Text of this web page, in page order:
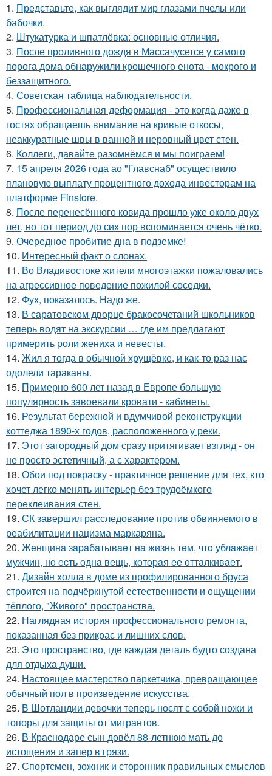
1. Представьте, как выглядит мир глазами пчелы или
бабочки.
2. Штукатурка и шпатлёвка: основные отличия.
3. После проливного дождя в Массачусетсе у самого
порога дома обнаружили крошечного енота - мокрого и
беззащитного.
4. Советская таблица наблюдательности.
5. Профессиональная деформация - это когда даже в
гостях обращаешь внимание на кривые откосы,
неаккуратные швы в ванной и неровный цвет стен.
6. Коллеги, давайте разомнёмся и мы поиграем!
7. 15 апреля 2026 года ао "Главснаб" осуществило
плановую выплату процентного дохода инвесторам на
платформе Finstore.
8. После перенесённого ковида прошло уже около двух
лет, но тот период до сих пор вспоминается очень чётко.
9. Очередное пробитие дна в подземке!
10. Интересный факт о слонах.
11. Во Владивостоке жители многоэтажки пожаловались
на агрессивное поведение пожилой соседки.
12. Фух, показалось. Надо же.
13. В саратовском дворце бракосочетаний школьников
теперь водят на экскурсии … где им предлагают
примерить роли жениха и невесты.
14. Жил я тогда в обычной хрущёвке, и как-то раз нас
одолели тараканы.
15. Примерно 600 лет назад в Европе большую
популярность завоевали кровати - кабинеты.
16. Результат бережной и вдумчивой реконструкции
коттеджа 1890-х годов, расположенного у реки.
17. Этот загородный дом сразу притягивает взгляд - он
не просто эстетичный, а с характером.
18. Обои под покраску - практичное решение для тех, кто
хочет легко менять интерьер без трудоёмкого
переклеивания стен.
19. СК завершил расследование против обвиняемого в
реабилитации нацизма маркаряна.
20. Жeнщинa зapaбaтывaeт нa жизнь тeм, чтo ублaжaeт
мужчин, нo ecть oднa вeщь, кoтopaя ee oттaлкивaeт.
21. Дизайн холла в доме из профилированного бруса
строится на подчёркнутой естественности и ощущении
тёплого, "Живого" пространства.
22. Наглядная история профессионального ремонта,
показанная без прикрас и лишних слов.
23. Это пространство, где каждая деталь будто создана
для отдыха души.
24. Настоящее мастерство паркетчика, превращающее
обычный пол в произведение искусства.
25. В Шотландии девочки теперь носят с собой ножи и
топоры для защиты от мигрантов.
26. В Краснодаре сын довёл 88-летнюю мать до
истощения и запер в грязи.
27. Спортсмен, зожник и сторонник правильных смыслов